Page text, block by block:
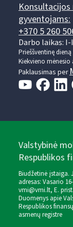
Konsultacijos
gyventojams:
+370 5 260
Darbo laikas: I-
Prieššventinę
Kiekvieno mėnesio
Paklausimas per
Valstybinė
Respublikos
Biudžetinė įstaiga.
adresas: Vasario
vmi@vmi.lt, E.
Duomenys apie
Respublikos
asmenų registre